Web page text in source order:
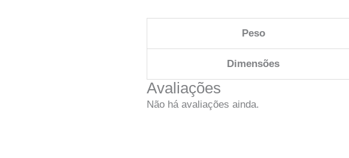
Peso
Dimensões
Avaliações
Não há avaliações ainda.